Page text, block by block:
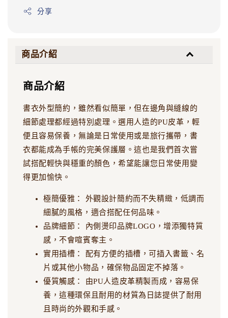
分享
商品介紹
商品介紹
書衣外型簡約，雖然看似簡單，但在邊角與縫線的
細節處理都經過特別處理。選用人造的PU皮革，輕
便且容易保養，無論是日常使用或是旅行攜帶，書
衣都能成為手帳的完美保護層。這也是我們首次嘗
試搭配輕快與穩重的顏色，希望能讓您日常使用變
得更加愉快。
極簡優雅： 外觀設計簡約而不失精緻，低調而
細膩的風格，適合搭配任何品味。
品牌細節： 內側燙印品牌LOGO，增添獨特質
感，不會喧賓奪主。
實用插槽： 配有方便的插槽，可插入書籤、名
片或其他小物品，確保物品固定不掉落。
優質觸感： 由PU人造皮革精製而成，容易保
養，這種環保且耐用的材質為日誌提供了耐用
且時尚的外觀和手感。